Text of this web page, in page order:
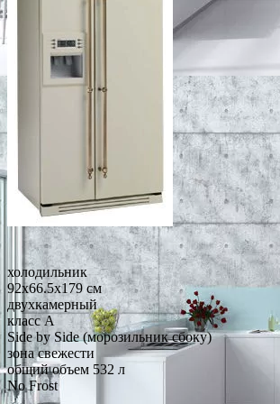
холодильник
92x66.5x179 см
двухкамерный
класс A
Side by Side (морозильник сбоку)
зона свежести
общий объем 532 л
No Frost